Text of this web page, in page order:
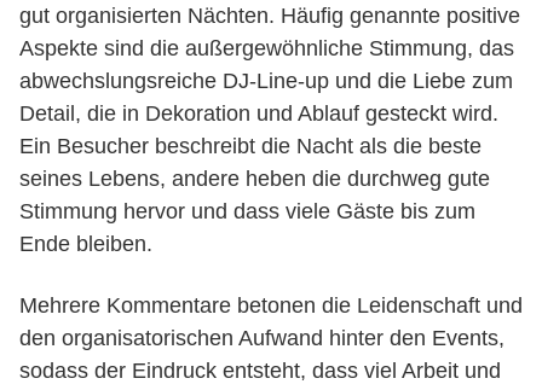
gut organisierten Nächten. Häufig genannte positive
Aspekte sind die außergewöhnliche Stimmung, das
abwechslungsreiche DJ-Line-up und die Liebe zum
Detail, die in Dekoration und Ablauf gesteckt wird.
Ein Besucher beschreibt die Nacht als die beste
seines Lebens, andere heben die durchweg gute
Stimmung hervor und dass viele Gäste bis zum
Ende bleiben.
Mehrere Kommentare betonen die Leidenschaft und
den organisatorischen Aufwand hinter den Events,
sodass der Eindruck entsteht, dass viel Arbeit und